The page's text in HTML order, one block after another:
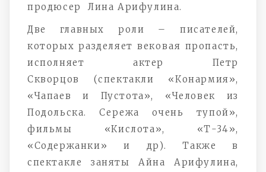
продюсер Лина Арифулина.
Две главных роли – писателей,
которых разделяет вековая пропасть,
исполняет актер Петр
Скворцов (спектакли «Конармия»,
«Чапаев и Пустота», «Человек из
Подольска. Сережа очень тупой»,
фильмы «Кислота», «Т-34»,
«Содержанки» и др). Также в
спектакле заняты Айна Арифулина,